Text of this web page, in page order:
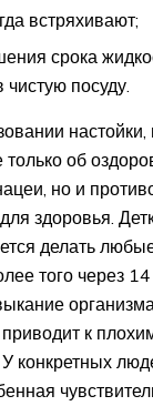
встряхивают;
срока
посуду.
только об
но и
здоровья.
делать
того через
к
конкретных